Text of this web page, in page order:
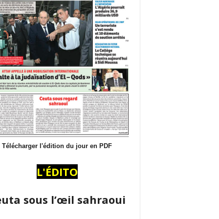
Télécharger l'édition du jour en PDF
L'ÉDITO
sous l’œil sahraoui